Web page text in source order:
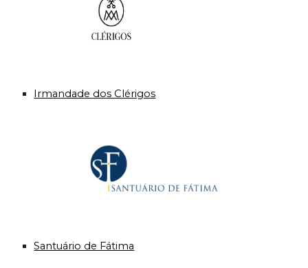
Irmandade dos Clérigos
Santuário de Fátima